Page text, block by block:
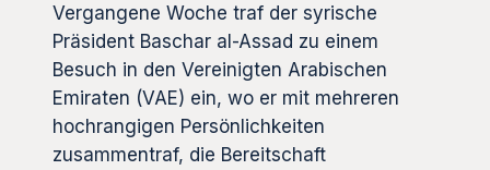
Vergangene Woche traf der syrische
Präsident Baschar al-Assad zu einem
Besuch in den Vereinigten Arabischen
Emiraten (VAE) ein, wo er mit mehreren
hochrangigen Persönlichkeiten
zusammentraf, die Bereitschaft